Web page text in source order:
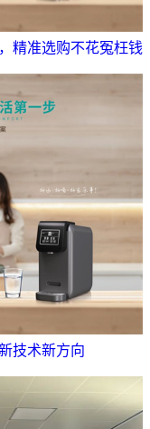
精准选购不花冤枉钱
技术新方向